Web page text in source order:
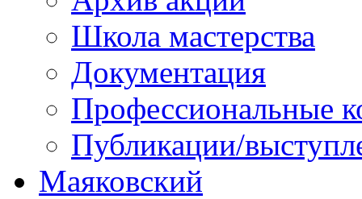
Школа мастерства
Документация
Профессиональные
Публикации/
Маяковский